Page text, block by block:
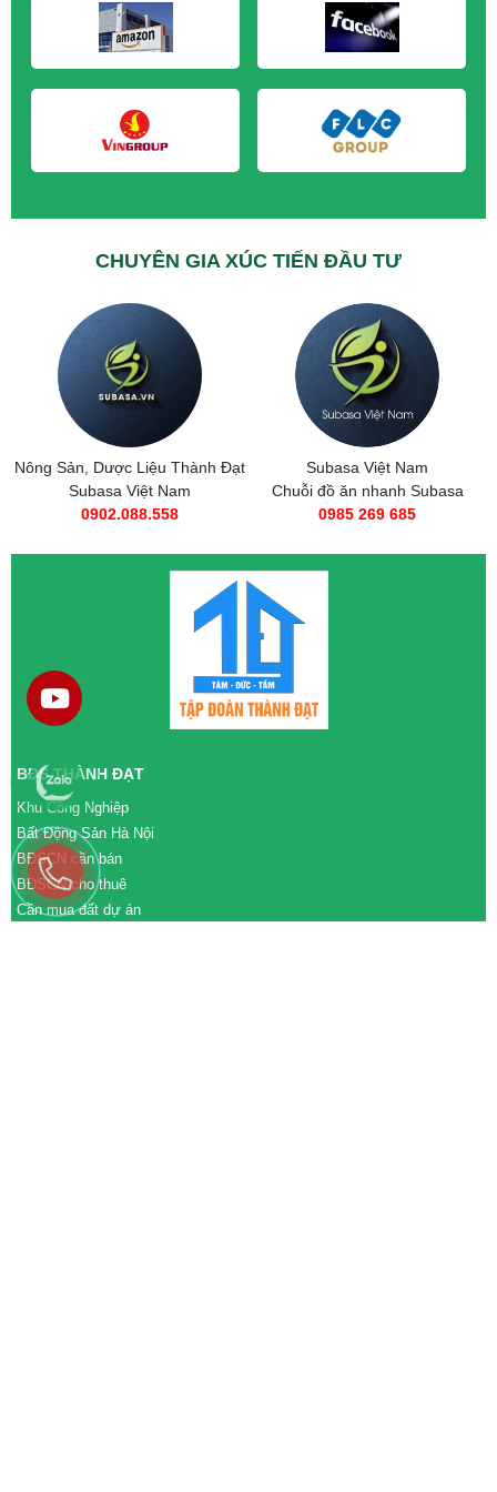
M&A CẦN MUA tại Hưng Yên
M&A CẦN MUA tại Quảng Ninh
CHUYÊN GIA XÚC TIẾN ĐẦU TƯ
Nông Sản, Dược Liệu Thành Đạt
Subasa Việt Nam
0902.088.558
Subasa Việt Nam
Chuỗi đồ ăn nhanh Subasa
0985 269 685
BĐS THÀNH ĐẠT
Khu Công Nghiệp
Bất Động Sản Hà Nội
BĐSCN cần bán
BĐSCN cho thuê
Cần mua đất dự án